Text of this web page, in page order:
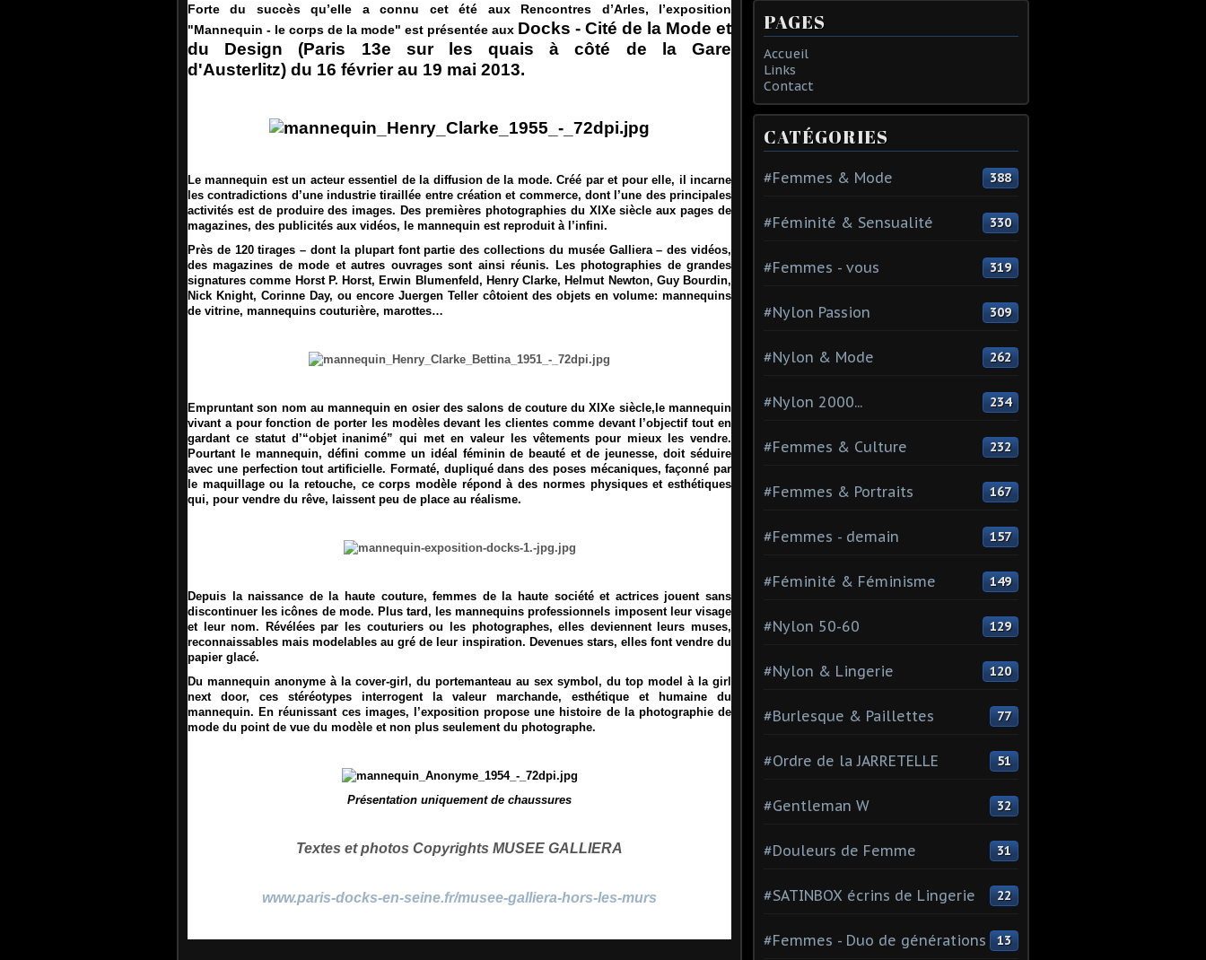
Forte du succès qu’elle a connu cet été aux Rencontres d’Arles, l’exposition
"Mannequin - le corps de la mode" est présentée aux Docks - Cité de la Mode et
du Design (Paris 13e sur les quais à côté de la Gare
d'Austerlitz) du 16 février au 19 mai 2013.
Le mannequin est un acteur essentiel de la diffusion de la mode. Créé par et pour elle, il incarne
les contradictions d’une industrie tiraillée entre création et commerce, dont l’une des principales
activités est de produire des images. Des premières photographies du XIXe siècle aux pages de
magazines, des publicités aux vidéos, le mannequin est reproduit à l’infini.
Près de 120 tirages – dont la plupart font partie des collections du musée Galliera – des vidéos,
des magazines de mode et autres ouvrages sont ainsi réunis.
Les photographies de grandes
signatures comme Horst P. Horst, Erwin Blumenfeld, Henry Clarke, Helmut Newton, Guy Bourdin,
Nick Knight, Corinne Day, ou encore Juergen Teller côtoient des objets en volume: mannequins
de vitrine, mannequins couturière, marottes…
Empruntant son nom au mannequin en osier des salons de couture du XIXe siècle, le mannequin
vivant a pour fonction de porter les modèles devant les clientes comme devant l’objectiftout en
gardant ce statut d’“objet inanimé” qui met en valeur les vêtements pour mieux les vendre.
Pourtant le mannequin, défini comme un idéal féminin de beauté et de jeunesse, doit séduire
avec une perfection tout artificielle. Formaté, dupliqué dans des poses mécaniques, façonné par
le maquillage ou la retouche, ce corps modèle répond à des normes physiques et esthétiques
qui, pour vendre du rêve, laissent peu de place au réalisme.
Depuis la naissance de la haute couture, femmes de la haute société et actrices jouent sans
discontinuer les icônes de mode. Plus tard, les mannequins professionnels imposent leur visage
et leur nom. Révélées par les couturiers ou les photographes, elles deviennent leurs muses,
reconnaissables mais modelables au gré de leur inspiration. Devenues stars, elles font vendre du
papier glacé.
Du mannequin anonyme à la cover-girl, du portemanteau au sex symbol, du top model à la girl
next door, ces stéréotypes interrogent la valeur marchande, esthétique et humaine du
mannequin. En réunissant ces images, l’exposition propose une histoire de la photographie de
mode du point de vue du modèle et non plus seulement du photographe.
Présentation uniquement de chaussures
Textes et photos Copyrights MUSEE GALLIERA
www.paris-docks-en-seine.fr/musee-galliera-hors-les-murs
PAGES
Accueil
Links
Contact
CATÉGORIES
#Femmes & Mode 388
#Féminité & Sensualité 330
#Femmes - vous 319
#Nylon Passion 309
#Nylon & Mode 262
#Nylon 2000... 234
#Femmes & Culture 232
#Femmes & Portraits 167
#Femmes - demain 157
#Féminité & Féminisme 149
#Nylon 50-60 129
#Nylon & Lingerie 120
#Burlesque & Paillettes 77
#Ordre de la JARRETELLE 51
#Gentleman W 32
#Douleurs de Femme 31
#SATINBOX écrins de Lingerie 22
#Femmes - Duo de générations 13